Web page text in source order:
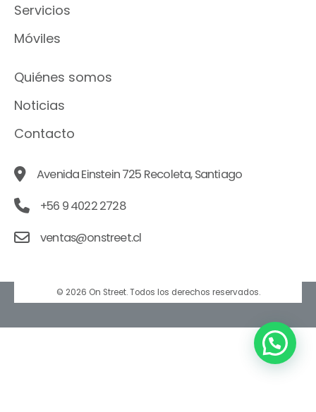
Servicios
Móviles
Quiénes somos
Noticias
Contacto
Avenida Einstein 725 Recoleta, Santiago
+56 9 4022 2728
ventas@onstreet.cl
© 2026 On Street. Todos los derechos reservados.